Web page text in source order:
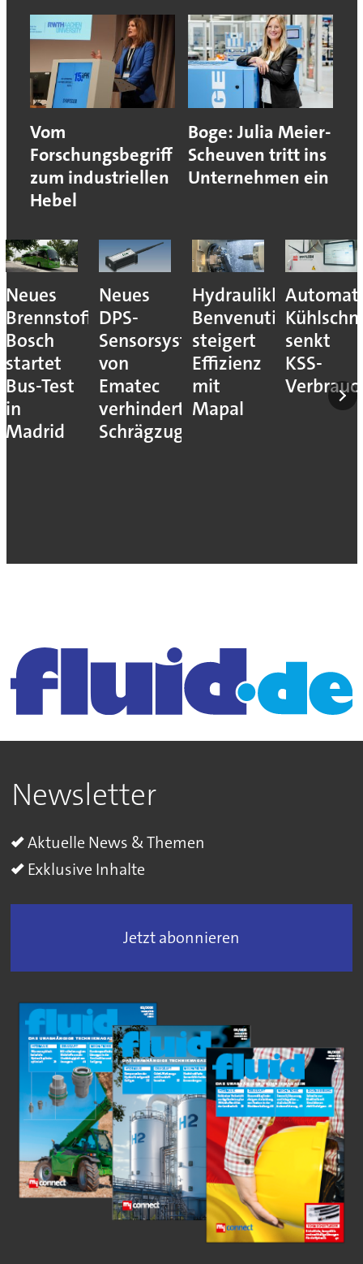
Vom
Forschungsbegriff
zum industriellen
Hebel
Boge: Julia Meier-
Scheuven tritt ins
Unternehmen ein
Neues
Brennstoffzellensystem:
Bosch
startet
Bus-Test
in
Madrid
Neues
DPS-
Sensorsystem
von
Ematec
verhindert
Schrägzug
Hydraulikhersteller
Benvenuti
steigert
Effizienz
mit
Mapal
senkt
KSS-
Newsletter
Aktuelle News & Themen
Exklusive Inhalte
Jetzt abonnieren